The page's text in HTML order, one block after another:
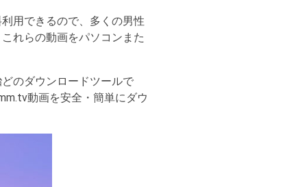
用できるので、多くの男性
れらの動画をパソコンまた
のダウンロードツールで
動画を安全・簡単にダウ